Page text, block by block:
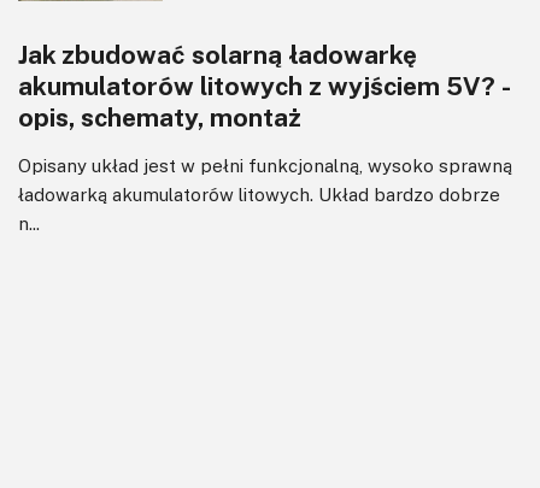
Jak zbudować solarną ładowarkę
akumulatorów litowych z wyjściem 5V? -
opis, schematy, montaż
Opisany układ jest w pełni funkcjonalną, wysoko sprawną
ładowarką akumulatorów litowych. Układ bardzo dobrze
n...